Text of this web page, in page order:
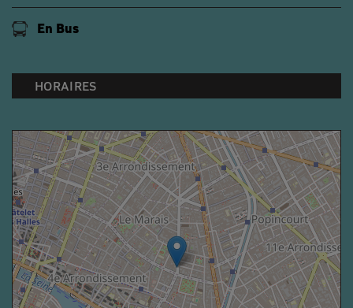
En Bus
HORAIRES